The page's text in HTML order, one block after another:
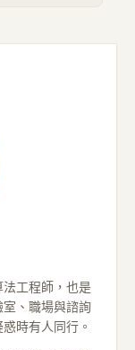
工程師，也是
、職場與諮詢
時有人同行。